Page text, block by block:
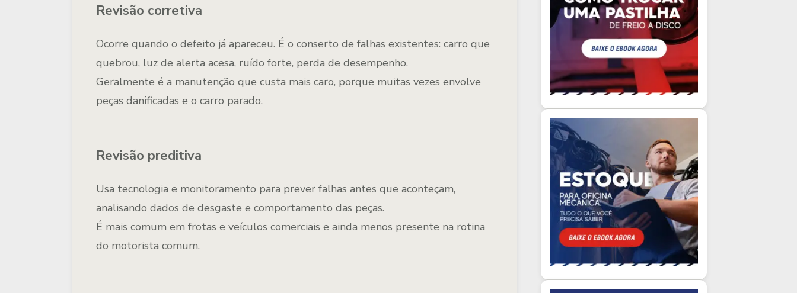
Revisão corretiva
Ocorre quando o defeito já apareceu. É o conserto de falhas existentes: carro que
quebrou, luz de alerta acesa, ruído forte, perda de desempenho.
Geralmente é a manutenção que custa mais caro, porque muitas vezes envolve
peças danificadas e o carro parado.
Revisão preditiva
Usa tecnologia e monitoramento para prever falhas antes que aconteçam,
analisando dados de desgaste e comportamento das peças.
É mais comum em frotas e veículos comerciais e ainda menos presente na rotina
do motorista comum.